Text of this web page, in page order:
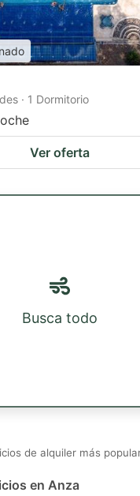
· 1 Dormitorio
Ver oferta
Busca todo
de alquiler más
en Anza